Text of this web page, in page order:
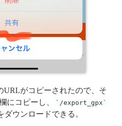
URLがコピーされたので、そ
にコピーし、
/export_gpx
ウンロードできる。